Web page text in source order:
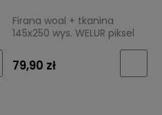
Firana woal + tkanina
145x250 wys. WELUR piksel
79,90 zł